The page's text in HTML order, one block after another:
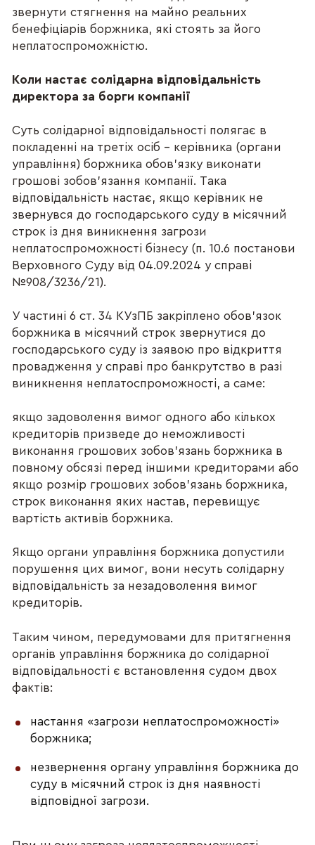
звернути стягнення на майно реальних
бенефіціарів боржника, які стоять за його
неплатоспроможністю.
Коли настає солідарна відповідальність
директора за борги компанії
Суть солідарної відповідальності полягає в
покладенні на третіх осіб – керівника (органи
управління) боржника обов'язку виконати
грошові зобов'язання компанії. Така
відповідальність настає, якщо керівник не
звернувся до господарського суду в місячний
строк із дня виникнення загрози
неплатоспроможності бізнесу (п. 10.6 постанови
Верховного Суду від 04.09.2024 у справі
№908/3236/21).
У частині 6 ст. 34 КУзПБ закріплено обов’язок
боржника в місячний строк звернутися до
господарського суду із заявою про відкриття
провадження у справі про банкрутство в разі
виникнення неплатоспроможності, а саме:
якщо задоволення вимог одного або кількох
кредиторів призведе до неможливості
виконання грошових зобов’язань боржника в
повному обсязі перед іншими кредиторами або
якщо розмір грошових зобов’язань боржника,
строк виконання яких настав, перевищує
вартість активів боржника.
Якщо органи управління боржника допустили
порушення цих вимог, вони несуть солідарну
відповідальність за незадоволення вимог
кредиторів.
Таким чином, передумовами для притягнення
органів управління боржника до солідарної
відповідальності є встановлення судом двох
фактів:
настання «загрози неплатоспроможності»
боржника;
незвернення органу управління боржника до
суду в місячний строк із дня наявності
відповідної загрози.